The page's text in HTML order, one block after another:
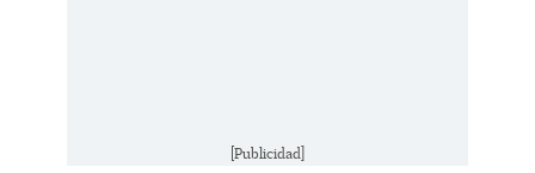
[Publicidad]